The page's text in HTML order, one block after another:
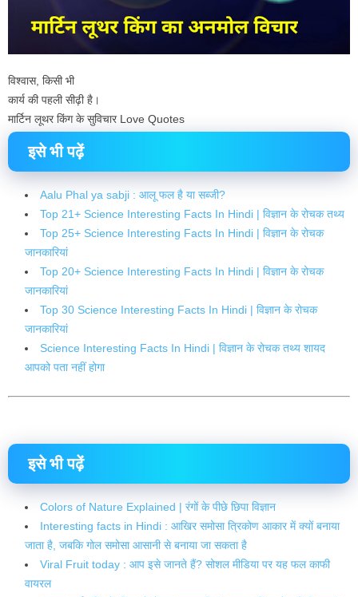
विश्वास, किसी भी
कार्य की पहली सीढ़ी है।
मार्टिन लूथर किंग के सुविचार Love Quotes
इसे भी पढ़ें
Aalu Phal ya sabji : आलू फल है या सब्जी?
Top 21+ Science Interesting Facts In Hindi | विज्ञान के रोचक तथ्य
Top 25+ Science Interesting Facts In Hindi | विज्ञान के रोचक
जानकारियां
Top 20+ Science Interesting Facts In Hindi | विज्ञान के रोचक
जानकारियां
Top 30 Science Interesting Facts In Hindi | विज्ञान के रोचक
जानकारियां
Science Interesting Facts In Hindi | विज्ञान के रोचक तथ्य शायद
आपको पता नहीं होगा
इसे भी पढ़ें
Colors of Nature Explained | रंगों के पीछे छिपा विज्ञान
Interesting facts in Hindi : आखिर समोसा त्रिकोण आकार में क्यों बनाया
जाता है, जबकि गोल समोसा आसानी से बनाया जा सकता है
Viral Fruit today : आप इसे जानते हैं? सोशल मीडिया पर यह फल काफी
वायरल